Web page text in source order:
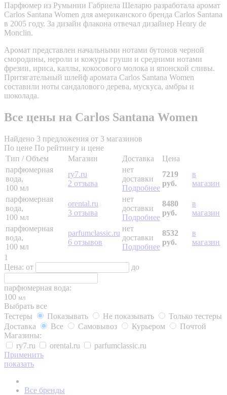
Парфюмер из Румынии Габриела Шеларю разработала аромат
Carlos Santana Women для американского бренда Carlos Santana
в 2005 году. За дизайн флакона отвечал дизайнер Henry de
Monclin.
Аромат представлен начальными нотами бутонов черной
смородины, нероли и кожуры груши и средними нотами
фрезии, ириса, каллы, кокосового молока и японской сливы.
Притягательный шлейф аромата Carlos Santana Women
составили ноты сандалового дерева, мускуса, амбры и
шоколада.
Все цены на Carlos Santana Women
Найдено 3 предложения от 3 магазинов
По цене По рейтингу и цене
Тип / Объем
Магазин Доставка
Цена
парфюмерная
вода,
100 мл
ry7.ru
2 отзыва
нет
доставки
Подробнее
7219
руб.
в
магазин
парфюмерная
вода,
100 мл
orental.ru
3 отзыва
нет
доставки
Подробнее
8480
руб.
в
магазин
парфюмерная
вода,
100 мл
parfumclassic.ru
6 отзывов
нет
доставки
Подробнее
8532
руб.
в
магазин
1
Цена: от до
парфюмерная вода:
100 мл
Выбрать все
Тестеры
Показывать Не показывать
Только тестеры
Доставка
Все Самовывоз Курьером
Почтой
Магазины:
ry7.ru
orental.ru
parfumclassic.ru
Применить
показать
Все бренды